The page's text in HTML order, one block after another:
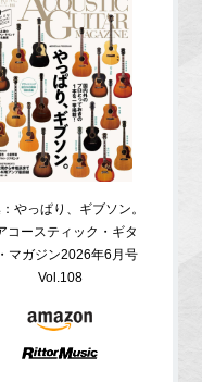
やっぱり、ギブソン。
コースティック・ギタ
マガジン2026年6月号
Vol.108